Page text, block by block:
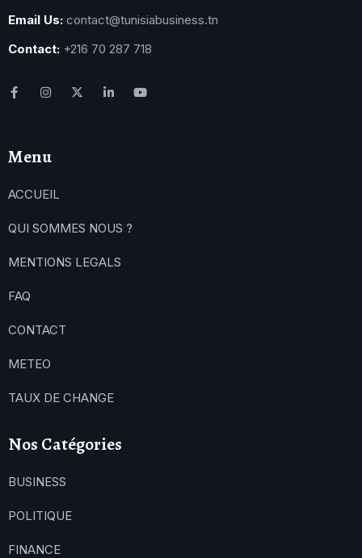
Email Us: contact@tunisiabusiness.tn
Contact: +216 70 287 718
Menu
ACCUEIL
QUI SOMMES NOUS ?
MENTIONS LEGALS
FAQ
CONTACT
METEO
TAUX DE CHANGE
Nos Catégories
BUSINESS
POLITIQUE
FINANCE